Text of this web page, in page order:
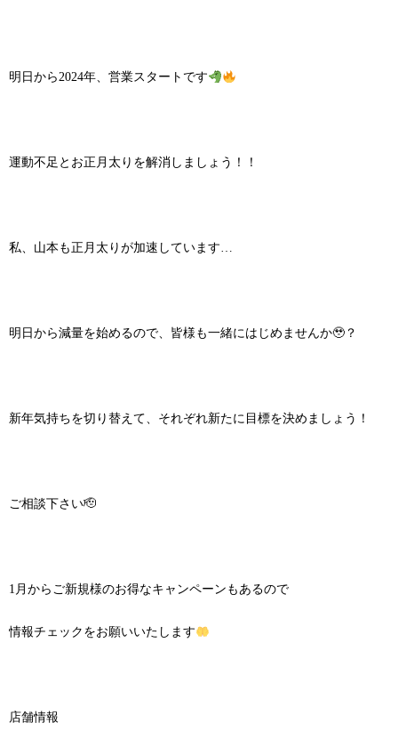
明日から2024年、営業スタートです
運動不足とお正月太りを解消しましょう！！
私、山本も正月太りが加速しています…
明日から減量を始めるので、皆様も一緒にはじめませんか🥹？
新年気持ちを切り替えて、それぞれ新たに目標を決めましょう！
ご相談下さい🫡
1月からご新規様のお得なキャンペーンもあるので
情報チェックをお願いいたします
店舗情報